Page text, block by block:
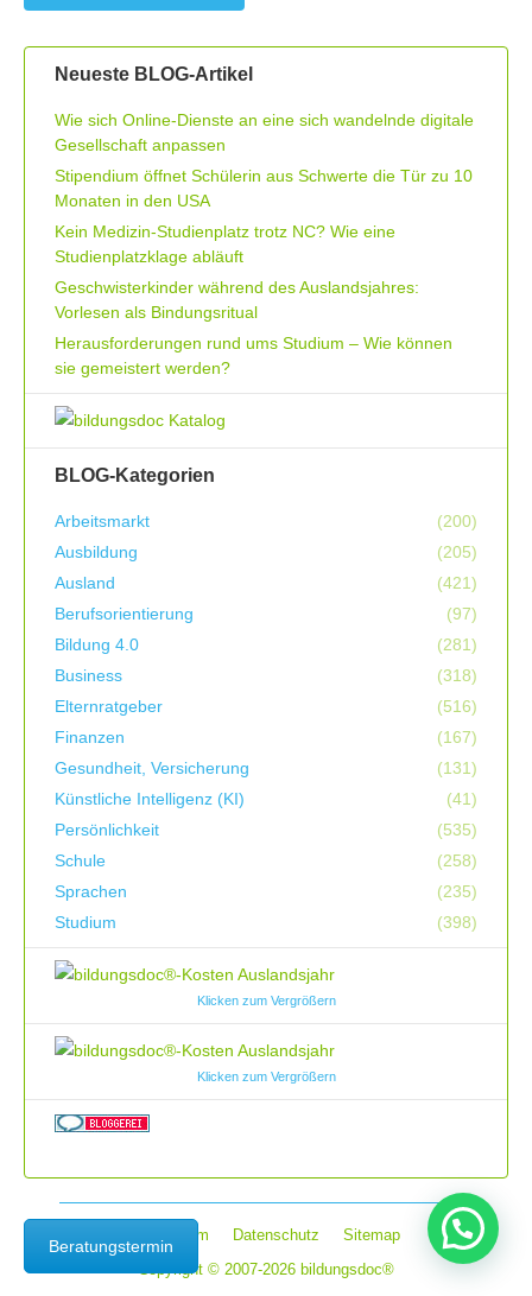
Neueste BLOG-Artikel
Wie sich Online-Dienste an eine sich wandelnde digitale
Gesellschaft anpassen
Stipendium öffnet Schülerin aus Schwerte die Tür zu 10
Monaten in den USA
Kein Medizin-Studienplatz trotz NC? Wie eine
Studienplatzklage abläuft
Geschwisterkinder während des Auslandsjahres:
Vorlesen als Bindungsritual
Herausforderungen rund ums Studium – Wie können
sie gemeistert werden?
BLOG-Kategorien
Arbeitsmarkt
(200)
Ausbildung
(205)
Ausland
(421)
Berufsorientierung
(97)
Bildung 4.0
(281)
Business
(318)
Elternratgeber
(516)
Finanzen
(167)
Gesundheit, Versicherung
(131)
Künstliche Intelligenz (KI)
(41)
Persönlichkeit
(535)
Schule
(258)
Sprachen
(235)
Studium
(398)
Klicken zum Vergrößern
Klicken zum Vergrößern
Impressum Datenschutz
Sitemap
Copyright © 2007-2026 bildungsdoc®
Beratungstermin